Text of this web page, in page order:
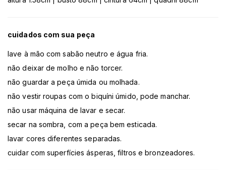
cuidados com sua peça
lave à mão com sabão neutro e água fria.
não deixar de molho e não torcer.
não guardar a peça úmida ou molhada.
não vestir roupas com o biquíni úmido, pode manchar.
não usar máquina de lavar e secar.
secar na sombra, com a peça bem esticada.
lavar cores diferentes separadas.
cuidar com superfícies ásperas, filtros e bronzeadores.